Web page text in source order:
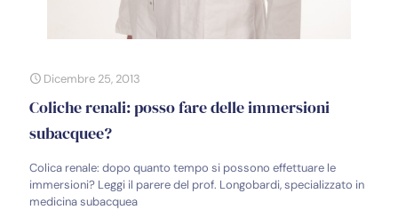
Dicembre 25, 2013
Coliche renali: posso fare delle immersioni
subacquee?
Colica renale: dopo quanto tempo si possono effettuare le
immersioni? Leggi il parere del prof. Longobardi, specializzato in
medicina subacquea